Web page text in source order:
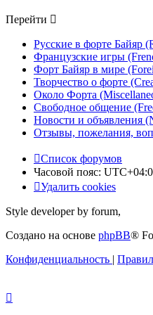
Перейти
Русские в форте Байяр
Французские игры
Форт Байяр в мире
Творчество о форте
Около Форта
Свободное общение
Новости и объявления
Отзывы, пожелания,
Список форумов
Часовой пояс:
Удалить cookies
Style developer by forum,
Создано на основе phpBB®
Конфиденциальность |